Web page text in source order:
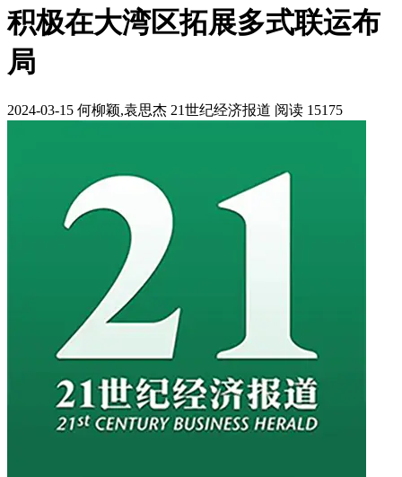
积极在大湾区拓展多式联运布
局
2024-03-15 何柳颖,袁思杰 21世纪经济报道 阅读 15175